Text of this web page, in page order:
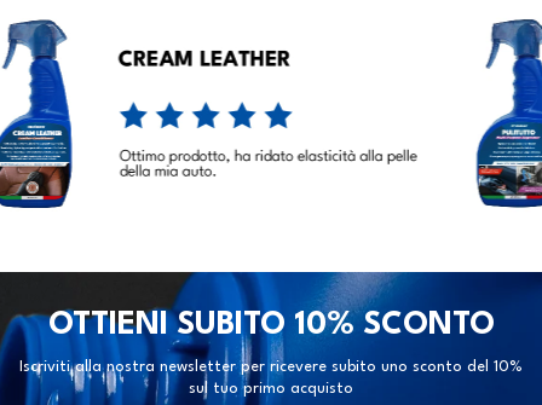
OTTIENI SUBITO 10% SCONTO
Iscriviti alla nostra newsletter per ricevere subito uno sconto del 10%
sul tuo primo acquisto